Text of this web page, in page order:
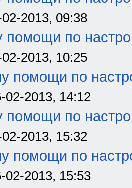
2013, 09:38
помощи по
2013, 10:25
помощи по
02-2013, 14:12
помощи по
2013, 15:32
помощи по
02-2013, 15:53